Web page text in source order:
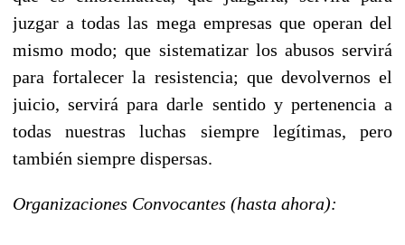
juzgar a todas las mega empresas que operan del
mismo modo; que sistematizar los abusos servirá
para fortalecer la resistencia; que devolvernos el
juicio, servirá para darle sentido y pertenencia a
todas nuestras luchas siempre legítimas, pero
también siempre dispersas.
Organizaciones Convocantes (hasta ahora):